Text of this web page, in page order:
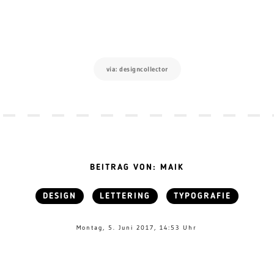
via: designcollector
BEITRAG VON: MAIK
DESIGN LETTERING TYPOGRAFIE
Montag, 5. Juni 2017, 14:53 Uhr